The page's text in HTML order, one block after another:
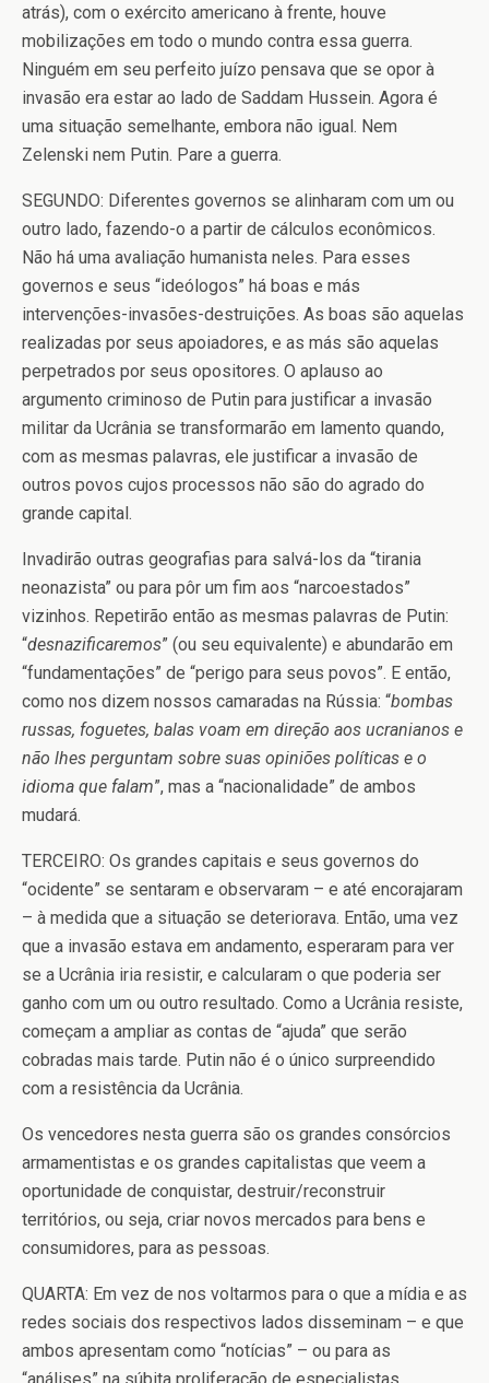
atrás), com o exército americano à frente, houve
mobilizações em todo o mundo contra essa guerra.
Ninguém em seu perfeito juízo pensava que se opor à
invasão era estar ao lado de Saddam Hussein. Agora é
uma situação semelhante, embora não igual. Nem
Zelenski nem Putin. Pare a guerra.
SEGUNDO: Diferentes governos se alinharam com um ou
outro lado, fazendo-o a partir de cálculos econômicos.
Não há uma avaliação humanista neles. Para esses
governos e seus “ideólogos” há boas e más
intervenções-invasões-destruições. As boas são aquelas
realizadas por seus apoiadores, e as más são aquelas
perpetrados por seus opositores. O aplauso ao
argumento criminoso de Putin para justificar a invasão
militar da Ucrânia se transformarão em lamento quando,
com as mesmas palavras, ele justificar a invasão de
outros povos cujos processos não são do agrado do
grande capital.
Invadirão outras geografias para salvá-los da “tirania
neonazista” ou para pôr um fim aos “narcoestados”
vizinhos. Repetirão então as mesmas palavras de Putin:
“desnazificaremos” (ou seu equivalente) e abundarão em
“fundamentações” de “perigo para seus povos”. E então,
como nos dizem nossos camaradas na Rússia: “bombas
russas, foguetes, balas voam em direção aos ucranianos e
não lhes perguntam sobre suas opiniões políticas e o
idioma que falam”, mas a “nacionalidade” de ambos
mudará.
TERCEIRO: Os grandes capitais e seus governos do
“ocidente” se sentaram e observaram – e até encorajaram
– à medida que a situação se deteriorava. Então, uma vez
que a invasão estava em andamento, esperaram para ver
se a Ucrânia iria resistir, e calcularam o que poderia ser
ganho com um ou outro resultado. Como a Ucrânia resiste,
começam a ampliar as contas de “ajuda” que serão
cobradas mais tarde. Putin não é o único surpreendido
com a resistência da Ucrânia.
Os vencedores nesta guerra são os grandes consórcios
armamentistas e os grandes capitalistas que veem a
oportunidade de conquistar, destruir/reconstruir
territórios, ou seja, criar novos mercados para bens e
consumidores, para as pessoas.
QUARTA: Em vez de nos voltarmos para o que a mídia e as
redes sociais dos respectivos lados disseminam – e que
ambos apresentam como “notícias” – ou para as